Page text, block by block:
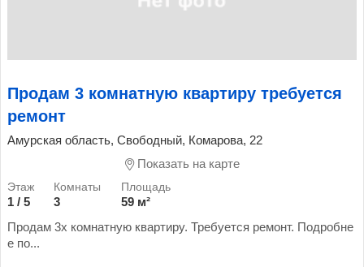
Продам 3 комнатную квартиру требуется
ремонт
Амурская область, Свободный, Комарова, 22
Показать на карте
1 / 5 3
59 м²
Продам 3х комнатную квартиру. Требуется ремонт. Подробне
е по...